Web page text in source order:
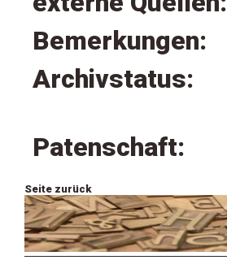
Bemerkungen:
Archivstatus:
Patenschaft:
Seite zurück